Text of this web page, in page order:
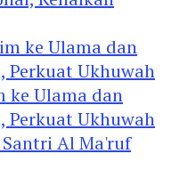
ke Ulama dan
Perkuat Ukhuwah